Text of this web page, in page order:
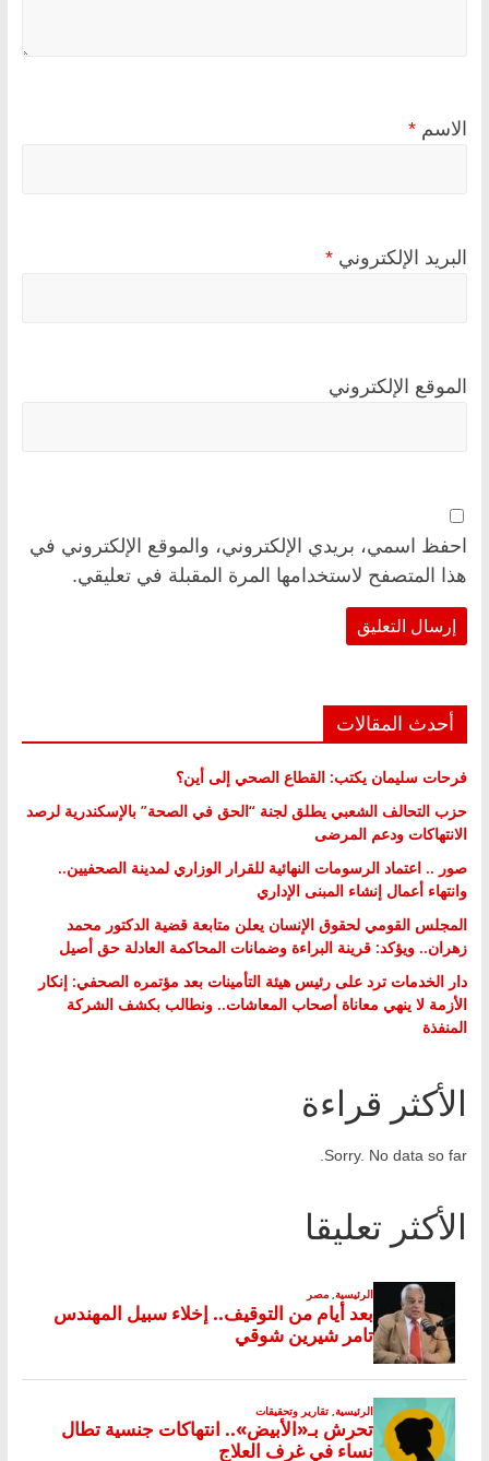
الاسم *
البريد الإلكتروني *
الموقع الإلكتروني
احفظ اسمي، بريدي الإلكتروني، والموقع الإلكتروني في
هذا المتصفح لاستخدامها المرة المقبلة في تعليقي.
أحدث المقالات
فرحات سليمان يكتب: القطاع الصحي إلى أين؟
حزب التحالف الشعبي يطلق لجنة “الحق في الصحة” بالإسكندرية لرصد
الانتهاكات ودعم المرضى
صور .. اعتماد الرسومات النهائية للقرار الوزاري لمدينة الصحفيين..
وانتهاء أعمال إنشاء المبنى الإداري
المجلس القومي لحقوق الإنسان يعلن متابعة قضية الدكتور محمد
زهران.. ويؤكد: قرينة البراءة وضمانات المحاكمة العادلة حق أصيل
دار الخدمات ترد على رئيس هيئة التأمينات بعد مؤتمره الصحفي: إنكار
الأزمة لا ينهي معاناة أصحاب المعاشات.. ونطالب بكشف الشركة
المنفذة
الأكثر قراءة
Sorry. No data so far.
الأكثر تعليقا